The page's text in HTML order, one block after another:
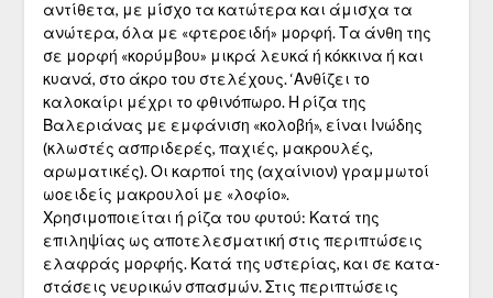
αντίθετα, με μί­σχο τα κατώτερα και άμισχα τα
ανώτερα, όλα με «φτεροειδή» μορφή. Τα άνθη της
σε μορφή «κορύμβου» μικρά λευκά ή κόκκινα ή και
κυανά, στο άκρο του στελέχους. ‘Ανθίζει το
καλοκαίρι μέχρι το φθινόπωρο. Η ρίζα της
Βαλεριάνας με εμφάνιση «κολοβή», είναι Ινώδης
(κλωστές ασπριδερές, παχιές, μακρουλές,
αρωματικές). Οι καρποί της (αχαίνιον) γραμμωτοί
ωοειδείς μακρουλοί με «λοφίο».
Χρησιμοποιείται ή ρίζα του φυτού: Κατά της
επιληψίας ως αποτελεσματική στις περιπτώσεις
ελαφράς μορφής. Κατά της υστερίας, και σε κατα­
στάσεις νευρικών σπασμών. Στις περιπτώσεις